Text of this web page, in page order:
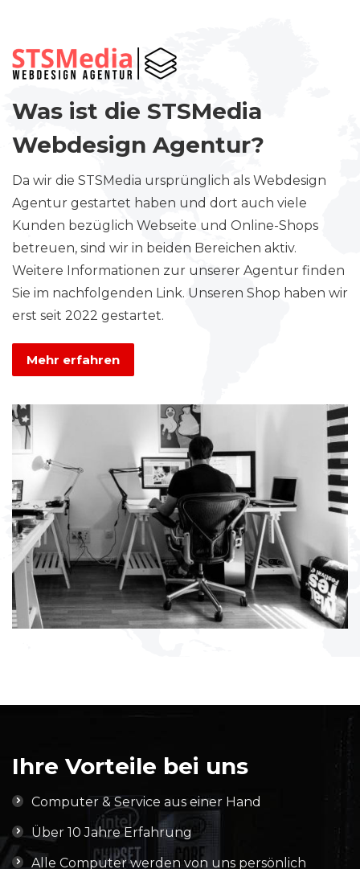
Was ist die STSMedia
Webdesign Agentur?
Da wir die STSMedia ursprünglich als Webdesign
Agentur gestartet haben und dort auch viele
Kunden bezüglich Webseite und Online-Shops
betreuen, sind wir in beiden Bereichen aktiv.
Weitere Informationen zur unserer Agentur finden
Sie im nachfolgenden Link. Unseren Shop haben wir
erst seit 2022 gestartet.
Mehr erfahren
Ihre Vorteile bei uns
Computer & Service aus einer Hand
Über 10 Jahre Erfahrung
Alle Computer werden von uns persönlich